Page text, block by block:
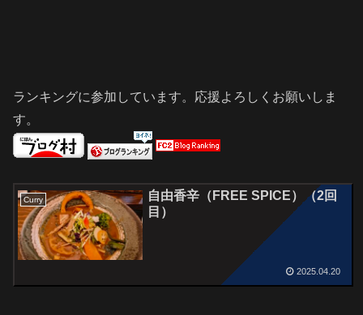
ランキングに参加しています。応援よろしくお願いしま
す。
Curry
自由香辛（FREE SPICE）（2回
目）
2025.04.20